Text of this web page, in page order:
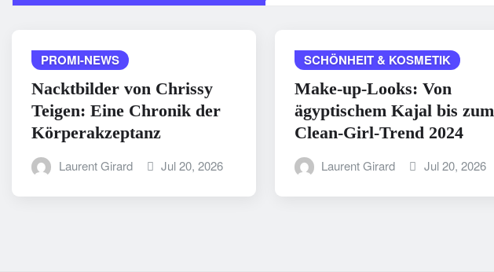
PROMI-NEWS
Nacktbilder von Chrissy
Teigen: Eine Chronik der
Körperakzeptanz
Laurent Girard Jul 20, 2026
SCHÖNHEIT & KOSMETIK
Make-up-Looks: Von
ägyptischem Kajal bis zum
Clean-Girl-Trend 2024
Laurent Girard Jul 20, 2026